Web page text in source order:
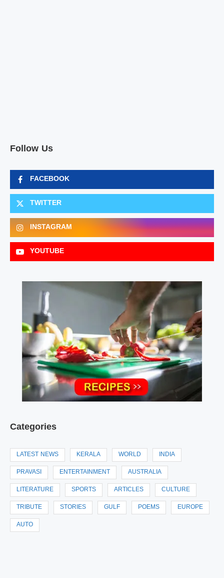
Follow Us
FACEBOOK
TWITTER
INSTAGRAM
YOUTUBE
Categories
LATEST NEWS KERALA WORLD INDIA
PRAVASI ENTERTAINMENT AUSTRALIA
LITERATURE SPORTS ARTICLES CULTURE
TRIBUTE STORIES GULF POEMS EUROPE
AUTO